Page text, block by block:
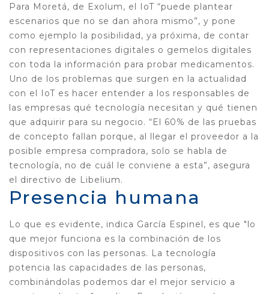
Para Moretá, de Exolum, el IoT “puede plantear
escenarios que no se dan ahora mismo”, y pone
como ejemplo la posibilidad, ya próxima, de contar
con representaciones digitales o gemelos digitales
con toda la información para probar medicamentos.
Uno de los problemas que surgen en la actualidad
con el IoT es hacer entender a los responsables de
las empresas qué tecnología necesitan y qué tienen
que adquirir para su negocio. “El 60% de las pruebas
de concepto fallan porque, al llegar el proveedor a la
posible empresa compradora, solo se habla de
tecnología, no de cuál le conviene a esta”, asegura
el directivo de Libelium.
Presencia humana
Lo que es evidente, indica García Espinel, es que "lo
que mejor funciona es la combinación de los
dispositivos con las personas. La tecnología
potencia las capacidades de las personas,
combinándolas podemos dar el mejor servicio a